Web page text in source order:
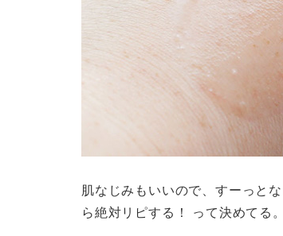
肌なじみもいいので、すーっと
ら絶対リピする！ って決めてる。